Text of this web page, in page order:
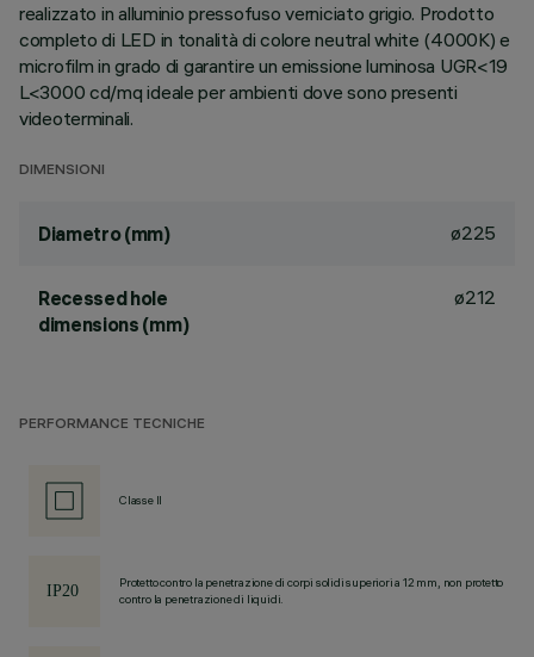
realizzato in alluminio pressofuso verniciato grigio. Prodotto
completo di LED in tonalità di colore neutral white (4000K) e
microfilm in grado di garantire un emissione luminosa UGR<19
L<3000 cd/mq ideale per ambienti dove sono presenti
videoterminali.
DIMENSIONI
Diametro (mm) ø225
Recessed hole
dimensions (mm)
ø212
PERFORMANCE TECNICHE
Classe II
Protetto contro la penetrazione di corpi solidi superiori a 12 mm, non protetto
contro la penetrazione di liquidi.